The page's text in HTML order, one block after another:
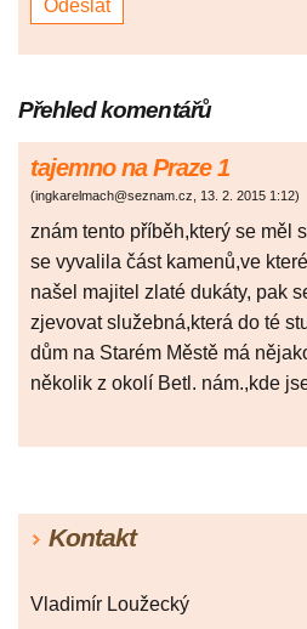
Přehled komentářů
tajemno na Praze 1
(ingkarelmach@seznam.cz 13. 2. 2015 1:12)
znám tento příběh,který se měl
se vyvalila část kamenů,ve
našel majitel zlaté dukáty, pak
zjevovat služebná,která do té
dům na Starém Městě má
několik z okolí Betl. nám.,kde
Kontakt
Vladimír Loužecký